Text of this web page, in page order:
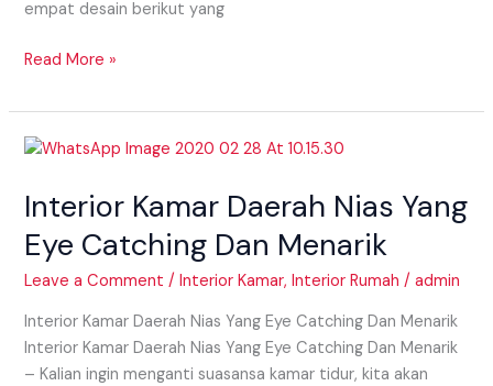
empat desain berikut yang
Read More »
Interior Kamar Daerah Nias Yang
Eye Catching Dan Menarik
Leave a Comment /Interior Kamar,Interior Rumah /admin
Interior Kamar Daerah Nias Yang Eye Catching Dan Menarik
Interior Kamar Daerah Nias Yang Eye Catching Dan Menarik
– Kalian ingin menganti suasansa kamar tidur, kita akan
Interior
Daerah
Yang
Eye
Dan
Menarik